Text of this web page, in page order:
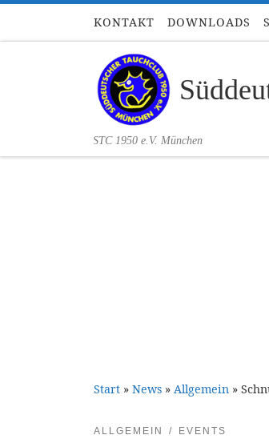
Zum Inhalt springen
KONTAKT DOWNLOADS
STC 1950 e.V. München
Start » News » Allgemein »
ALLGEMEIN EVENTS